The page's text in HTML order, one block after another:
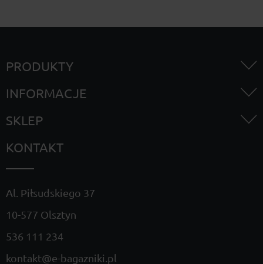
PRODUKTY
INFORMACJE
SKLEP
KONTAKT
Al. Piłsudskiego 37
10-577 Olsztyn
536 111 234
kontakt@e-bagazniki.pl